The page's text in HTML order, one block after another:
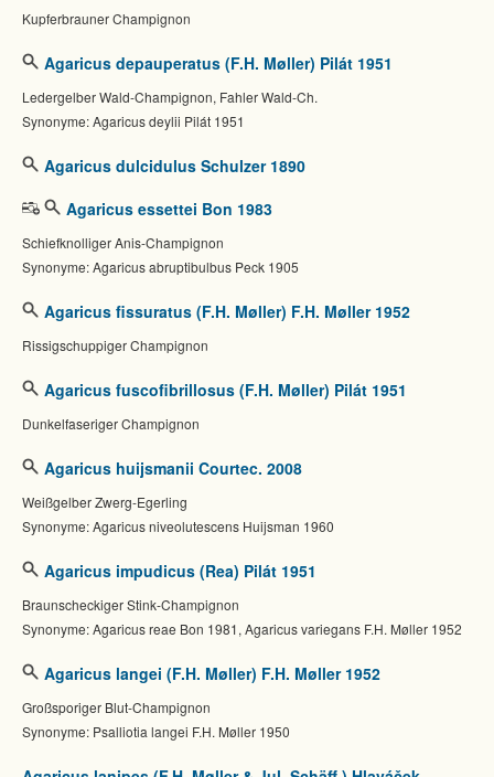
Kupferbrauner Champignon
Agaricus depauperatus (F.H. Møller) Pilát 1951
Ledergelber Wald-Champignon, Fahler Wald-Ch.
Synonyme: Agaricus deylii Pilát 1951
Agaricus dulcidulus Schulzer 1890
Agaricus essettei Bon 1983
Schiefknolliger Anis-Champignon
Synonyme: Agaricus abruptibulbus Peck 1905
Agaricus fissuratus (F.H. Møller) F.H. Møller 1952
Rissigschuppiger Champignon
Agaricus fuscofibrillosus (F.H. Møller) Pilát 1951
Dunkelfaseriger Champignon
Agaricus huijsmanii Courtec. 2008
Weißgelber Zwerg-Egerling
Synonyme: Agaricus niveolutescens Huijsman 1960
Agaricus impudicus (Rea) Pilát 1951
Braunscheckiger Stink-Champignon
Synonyme: Agaricus reae Bon 1981, Agaricus variegans F.H. Møller 1952
Agaricus langei (F.H. Møller) F.H. Møller 1952
Großsporiger Blut-Champignon
Synonyme: Psalliotia langei F.H. Møller 1950